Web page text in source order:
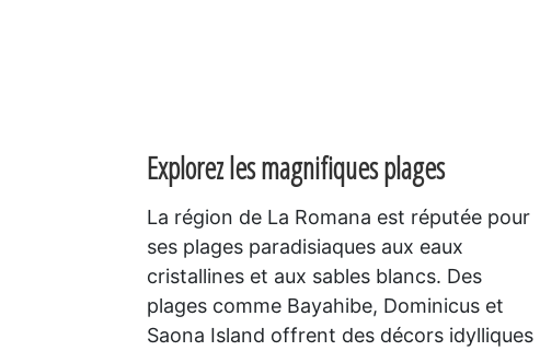
Explorez les magnifiques plages
La région de La Romana est réputée pour
ses plages paradisiaques aux eaux
cristallines et aux sables blancs. Des
plages comme Bayahibe, Dominicus et
Saona Island offrent des décors idylliques